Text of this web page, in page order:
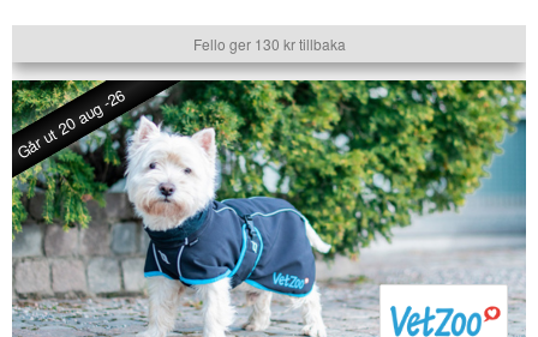
Fello ger 130 kr tillbaka
Går ut 20 aug -26